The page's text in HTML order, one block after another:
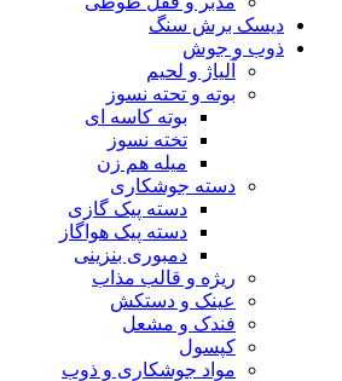
دیسک برش سنگ
ذوب و جوش
آلیاژ و لحیم
بوته و تحته نسوز
بوته کاسه ای
تخته نسوز
میله هم زن
دسته جوشکاری
دسته پیک گازی
دسته پیک هواگاز
دمبوری بنزینی
ریژه و قالب مذاب
عینک و دستکش
فندک و مشعل
کپسول
مواد جوشکاری و ذوب